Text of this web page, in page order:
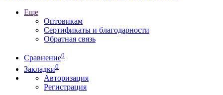
Еще
Оптовикам
Сертификаты и благодарности
Обратная связь
Сравнение0
Закладки0
Авторизация
Регистрация